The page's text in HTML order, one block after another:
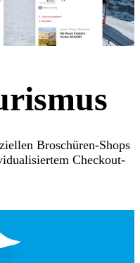
Broschüren-Shops
Checkout-